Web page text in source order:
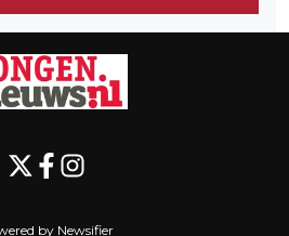
by Newsifier